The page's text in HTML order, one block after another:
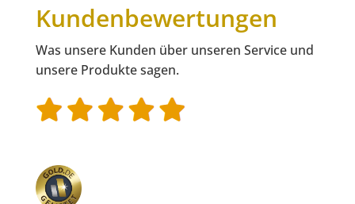
Kundenbewertungen
Was unsere Kunden über unseren Service und
unsere Produkte sagen.